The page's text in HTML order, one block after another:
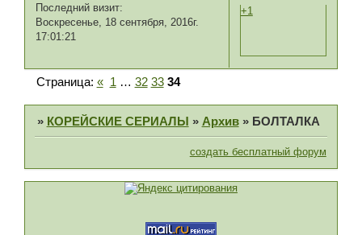
Последний визит:
Воскресенье, 18 сентября, 2016г.
17:01:21
+1
Страница: « 1 … 32 33 34
» КОРЕЙСКИЕ СЕРИАЛЫ » Архив » БОЛТАЛКА
создать бесплатный форум